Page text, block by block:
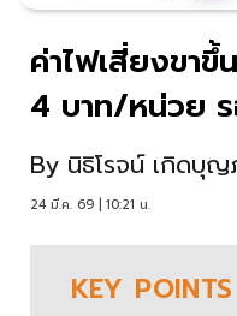
ค่าไฟเสี่ยงขา
4 บาท/หน่วย ร
By นิธิโรจน์ เกิดบุ
24 มี.ค. 69 | 10:21 น.
KEY POINTS